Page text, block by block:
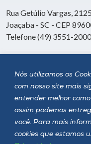
Nós utilizamos os
com nosso site mais
entender melhor
assim podemos
você. Para mais
cookies que estamos
Rua Getúlio Vargas,
Joaçaba - SC - CEP
Telefone (49) 3551-2000
Siga a Unoesc